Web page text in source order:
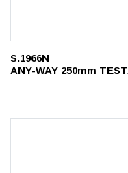
S.1966N
ANY-WAY 250mm